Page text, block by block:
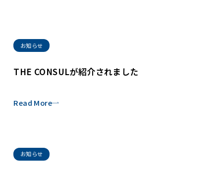
お知らせ
THE CONSULが紹介されました
Read More
お知らせ